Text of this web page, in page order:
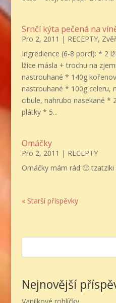
Srnčí kýta pečená na
Pro 2, 2011 | RECEPTY,
Ingredience (6-8 porcí): * 2
lžíce másla + trochu na
nastrouhané * 140g
nastrouhané * 100g celeru,
cibule, nahrubo nasekané *
plátky * 5...
Omáčky
Pro 2, 2011 | RECEPTY
Omáčky mám rád 🙂
« Starší příspěvky
Nejnovější